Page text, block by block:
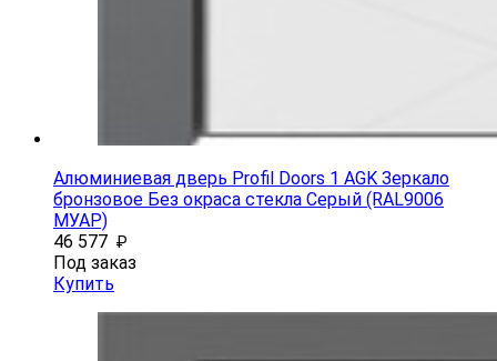
Алюминиевая дверь Profil Doors 1 AGK Зеркало
бронзовое Без окраса стекла Серый (RAL9006
МУАР)
46 577 ₽
Под заказ
Купить